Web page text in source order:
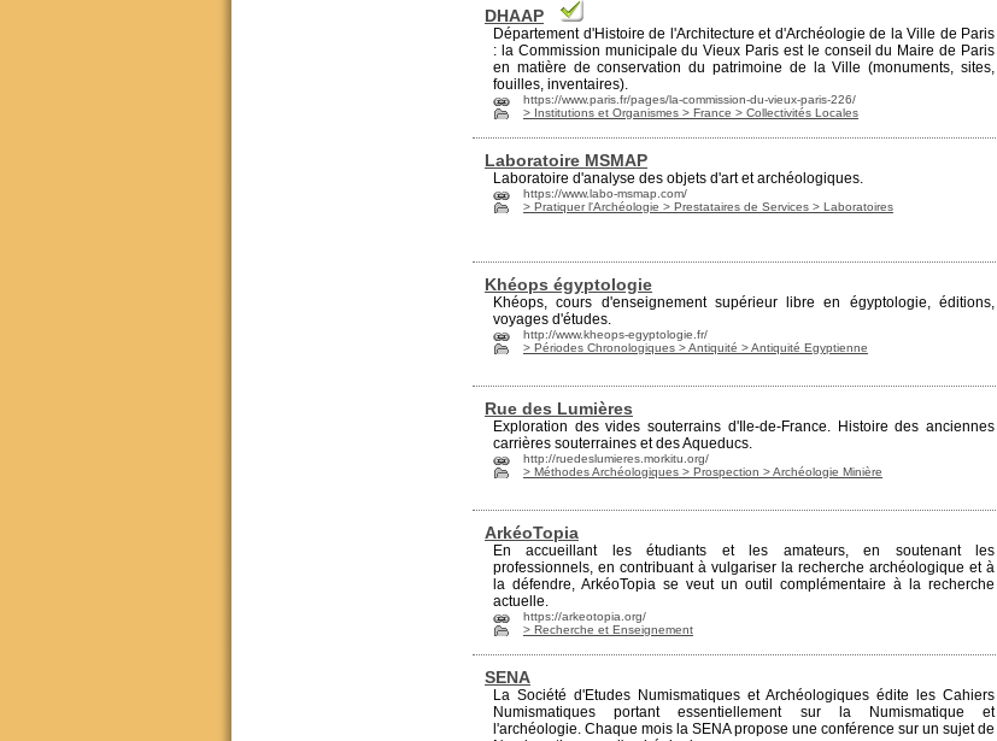
DHAAP
Département d'Histoire de l'Architecture et d'Archéologie de la Ville de Paris
: la Commission municipale du Vieux Paris est le conseil du Maire de Paris
en matière de conservation du patrimoine de la Ville (monuments, sites,
fouilles, inventaires).
https://www.paris.fr/pages/la-commission-du-vieux-paris-226/
> Institutions et Organismes > France > Collectivités Locales
Laboratoire MSMAP
Laboratoire d'analyse des objets d'art et archéologiques.
https://www.labo-msmap.com/
> Pratiquer l'Archéologie > Prestataires de Services > Laboratoires
Khéops égyptologie
Khéops, cours d'enseignement supérieur libre en égyptologie, éditions,
voyages d'études.
http://www.kheops-egyptologie.fr/
> Périodes Chronologiques > Antiquité > Antiquité Egyptienne
Rue des Lumières
Exploration des vides souterrains d'Ile-de-France. Histoire des anciennes
carrières souterraines et desAqueducs.
http://ruedeslumieres.morkitu.org/
> Méthodes Archéologiques > Prospection > Archéologie Minière
ArkéoTopia
En accueillant les étudiants et les amateurs, en soutenant les
professionnels, en contribuant à vulgariser la recherche archéologique et à
la défendre, ArkéoTopia se veut un outil complémentaire à la recherche
actuelle.
https://arkeotopia.org/
> Recherche et Enseignement
SENA
La Société d'Etudes Numismatiques et Archéologiques édite les Cahiers
Numismatiques portant essentiellement sur la Numismatique et
l'archéologie. Chaque mois la SENA propose une conférence sur un sujet de